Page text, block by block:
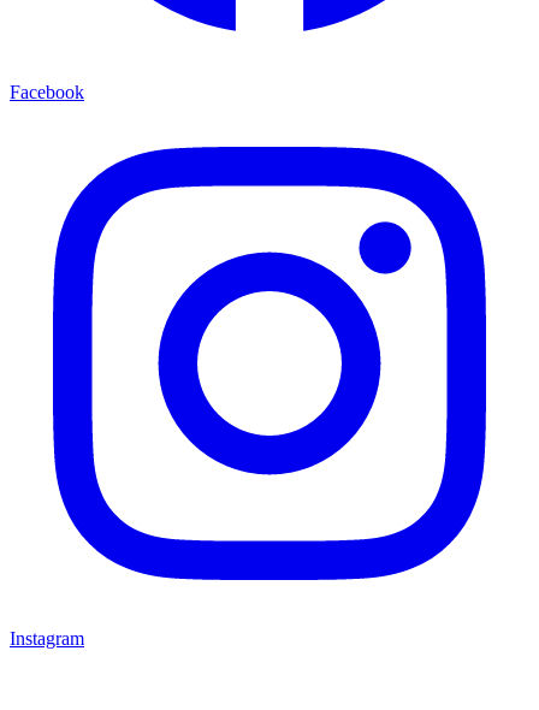
Facebook
Instagram